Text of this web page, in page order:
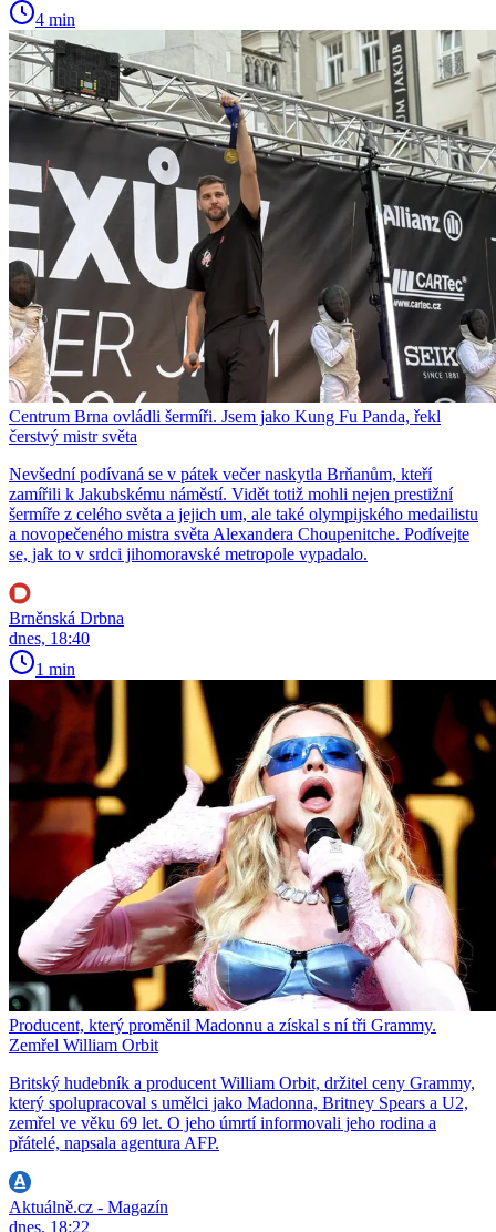
4 min
Centrum Brna ovládli šermíři. Jsem jako Kung Fu Panda, řekl
čerstvý mistr světa
Nevšední podívaná se v pátek večer naskytla Brňanům, kteří
zamířili k Jakubskému náměstí. Vidět totiž mohli nejen prestižní
šermíře z celého světa a jejich um, ale také olympijského medailistu
a novopečeného mistra světa Alexandera Choupenitche. Podívejte
se, jak to v srdci jihomoravské metropole vypadalo.
Brněnská Drbna
dnes, 18:40
1 min
Producent, který proměnil Madonnu a získal s ní tři Grammy.
Zemřel William Orbit
Britský hudebník a producent William Orbit, držitel ceny Grammy,
který spolupracoval s umělci jako Madonna, Britney Spears a U2,
zemřel ve věku 69 let. O jeho úmrtí informovali jeho rodina a
přátelé, napsala agentura AFP.
Aktuálně.cz - Magazín
dnes, 18:22